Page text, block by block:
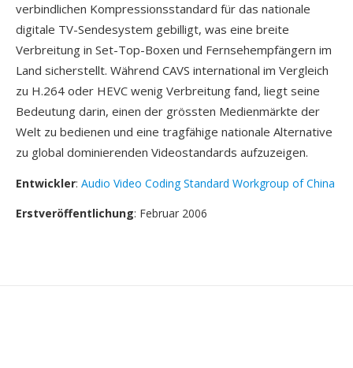
verbindlichen Kompressionsstandard für das nationale
digitale TV-Sendesystem gebilligt, was eine breite
Verbreitung in Set-Top-Boxen und Fernsehempfängern im
Land sicherstellt. Während CAVS international im Vergleich
zu H.264 oder HEVC wenig Verbreitung fand, liegt seine
Bedeutung darin, einen der grössten Medienmärkte der
Welt zu bedienen und eine tragfähige nationale Alternative
zu global dominierenden Videostandards aufzuzeigen.
Entwickler: Audio Video Coding Standard Workgroup of China
Erstveröffentlichung: Februar 2006